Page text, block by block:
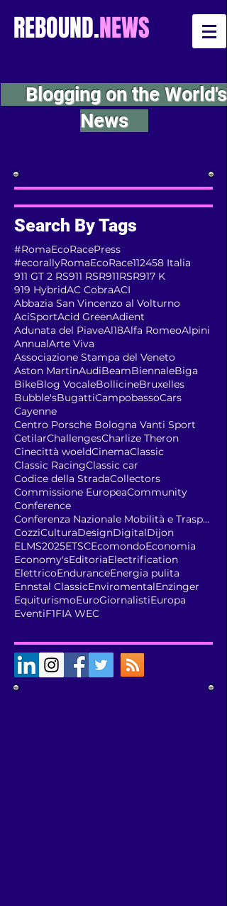
REBOUND.NEWS
Blogging on the World's
News
Search By Tags
#RomaEcoRacePress
#ecorallyRomaEcoRace112458 Italia
911 GT 2 RS911 RSR911RSR917 K
919 HybridAC CobraACI
Abbazia San Vincenzo al Volturno
AciSportAcid GreenAdient
Adunata del PiaveAl18Alfa RomeoAlpini
AnnualArte Viva
Associazione Stampa del Veneto
Aston MartinAudiBeamBiennaleBiga
BikeBlog VocaleBollicineBruxelles
Bubble'sBugattiCampobassoCars
Cayenne
Centro Porsche Bologna Vanti Sport
CetilarChallengesCharlize Theron
Cinecittà woeldCinemaClassic
Classic RacingClassic car
Codice della StradaCollectors
Commissione EuropeaCommunity
Conference
Conferenza Nazionale Mobilità e Trasporto Sostenib
CozziCulturaDesignDigitalDijon
ELMS2025ETSCEcomondoEconomia
Economy'sEditoriaElectrification
ElettricoEnduranceEnergia pulita
Ennstal ClassicEnviromentalEnzinger
EquiturismoEuroGiornalistiEuropa
EventiF1FIA WEC